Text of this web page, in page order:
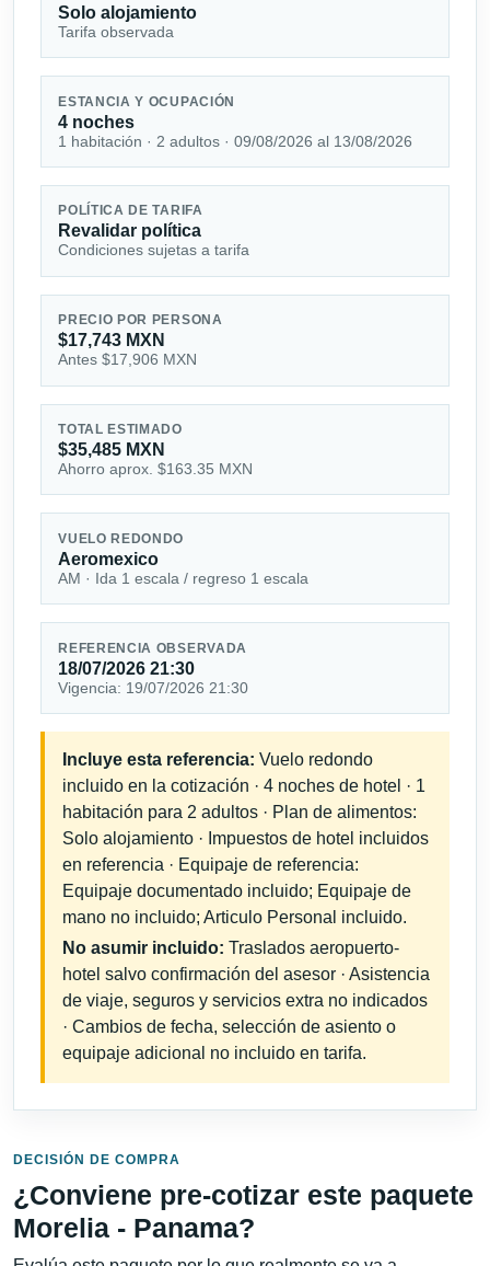
Solo alojamiento
Tarifa observada
ESTANCIA Y OCUPACIÓN
4 noches
1 habitación · 2 adultos · 09/08/2026 al 13/08/2026
POLÍTICA DE TARIFA
Revalidar política
Condiciones sujetas a tarifa
PRECIO POR PERSONA
$17,743 MXN
Antes $17,906 MXN
TOTAL ESTIMADO
$35,485 MXN
Ahorro aprox. $163.35 MXN
VUELO REDONDO
Aeromexico
AM · Ida 1 escala / regreso 1 escala
REFERENCIA OBSERVADA
18/07/2026 21:30
Vigencia: 19/07/2026 21:30
Incluye esta referencia: Vuelo redondo
incluido en la cotización · 4 noches de hotel · 1
habitación para 2 adultos · Plan de alimentos:
Solo alojamiento · Impuestos de hotel incluidos
en referencia · Equipaje de referencia:
Equipaje documentado incluido; Equipaje de
mano no incluido; Articulo Personal incluido.
No asumir incluido: Traslados aeropuerto-
hotel salvo confirmación del asesor · Asistencia
de viaje, seguros y servicios extra no indicados
· Cambios de fecha, selección de asiento o
equipaje adicional no incluido en tarifa.
DECISIÓN DE COMPRA
¿Conviene pre-cotizar este paquete
Morelia - Panama?